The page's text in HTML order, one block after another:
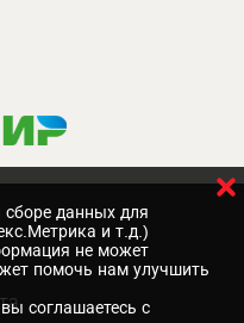
данных для
и т.д.)
не может
помочь нам улучшить
соглашаетесь с